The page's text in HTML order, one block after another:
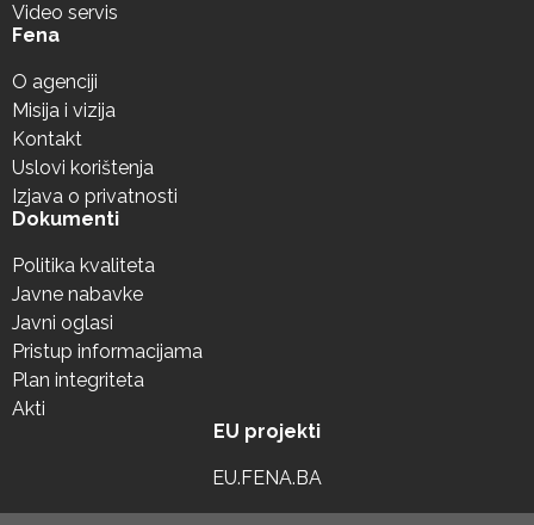
Video servis
Fena
O agenciji
Misija i vizija
Kontakt
Uslovi korištenja
Izjava o privatnosti
Dokumenti
Politika kvaliteta
Javne nabavke
Javni oglasi
Pristup informacijama
Plan integriteta
Akti
EU projekti
EU.FENA.BA